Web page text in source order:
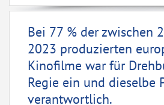
Bei 77 % der zwischen
2023 produzierten
Kinofilme war für
Regie ein und dieselbe
verantwortlich.